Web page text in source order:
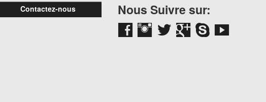
Contactez-nous Nous Suivre sur: